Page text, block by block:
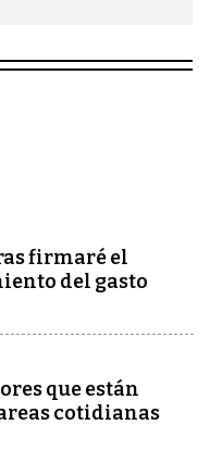
firmaré el
del gasto
que están
cotidianas